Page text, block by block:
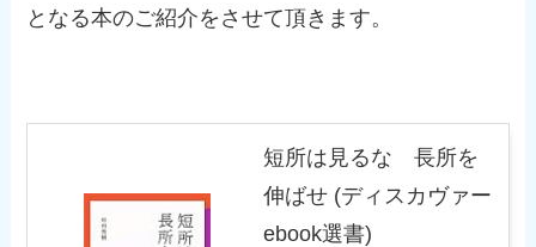
となる本のご紹介をさせて頂きます。
短所は見るな 長所を
伸ばせ (ディスカヴァー
ebook選書)